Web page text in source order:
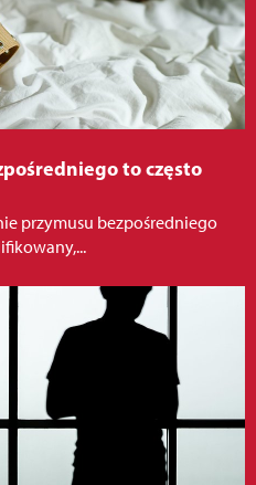
to często
przymusu bezpośredniego